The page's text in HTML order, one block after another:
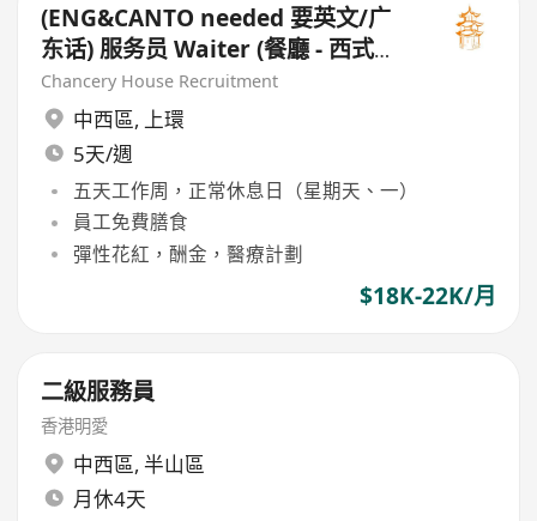
(ENG&CANTO needed 要英文/广
东话) 服务员 Waiter (餐廳 - 西式
Restaurant - Western Style)
Chancery House Recruitment
中西區, 上環
5天/週
五天工作周，正常休息日（星期天、一）
員工免費膳食
彈性花紅，酬金，醫療計劃
$18K-22K/月
二級服務員
香港明愛
中西區, 半山區
月休4天